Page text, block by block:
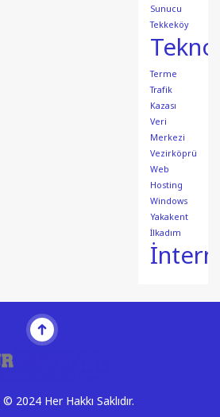
Sunucu
Tekkeköy
Terme
Trafik
Kazası
Veri
Merkezi
Vezirköprü
Web
Hosting
Windows
Yakakent
İlkadım
2024 Her Hakkı Saklıdır.